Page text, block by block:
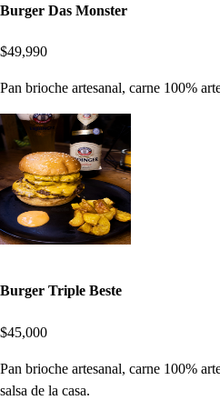
Burger Das Monster
$49,990
Pan brioche artesanal, carne 100%
Burger Triple Beste
$45,000
Pan brioche artesanal, carne 100%
salsa de la casa.